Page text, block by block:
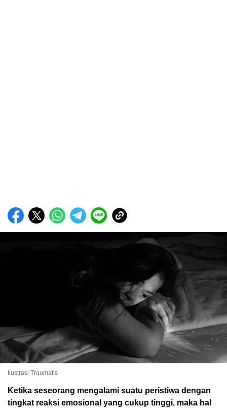
Ilustrasi Traumatis
Ketika seseorang mengalami suatu peristiwa dengan
tingkat reaksi emosional yang cukup tinggi, maka hal